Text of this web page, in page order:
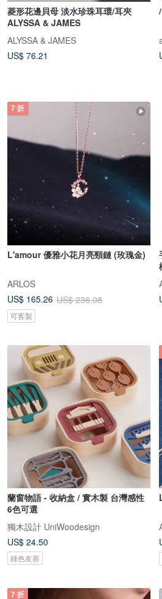
菱形花邊貝母 淡水珍珠耳環/耳夾
ALYSSA & JAMES
ALYSSA & JAMES
US$ 76.21
7 折
L'amour 優雅小花月亮頸鏈 (玫瑰金)
ARLOS
US$ 165.26 US$ 236.08
可客製
蘭窗物語 - 收納盒 / 實木製 台灣感性
6色可選
獨木設計 UniWoodesign
US$ 24.50
綠色友善
7 折